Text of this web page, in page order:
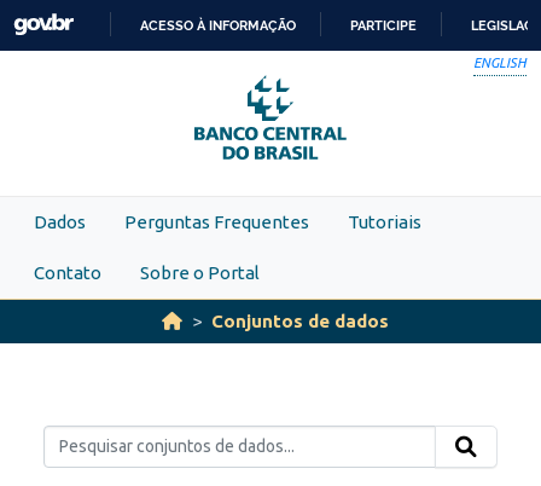
Skip to main content
PARA
O
CONTEÚDO
ACESSO À INFORMAÇÃO PARTICIPE
ENGLISH
Dados Perguntas Frequentes Tutoriais
Contato Sobre o Portal
Conjuntos de dados